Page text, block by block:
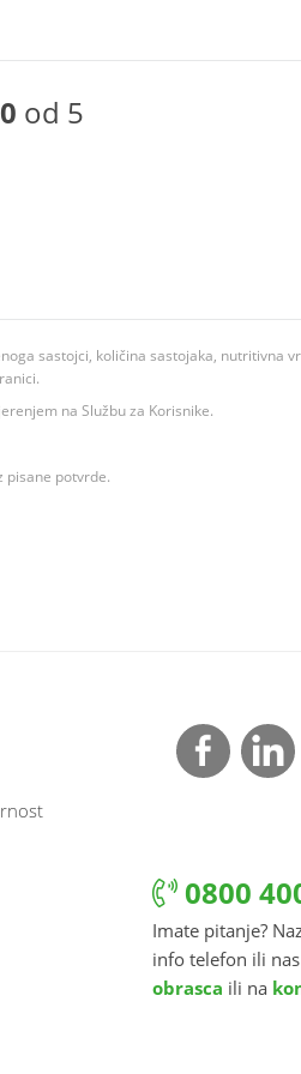
0 od 5
sastojci, količina sastojaka, nutritivna
na Službu za Korisnike.
pisane potvrde.
0800
Imate pitanje?
info telefon ili
obrasca ili na